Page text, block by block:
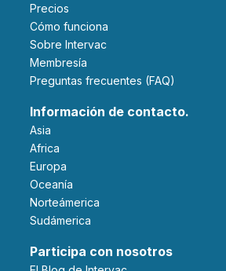
Precios
Cómo funciona
Sobre Intervac
Membresía
Preguntas frecuentes (FAQ)
Información de contacto.
Asia
Africa
Europa
Oceanía
Norteámerica
Sudámerica
Participa con nosotros